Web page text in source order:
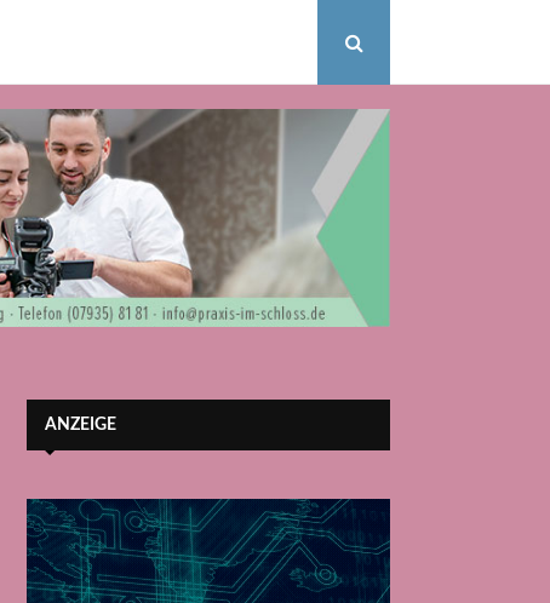
ANZEIGE